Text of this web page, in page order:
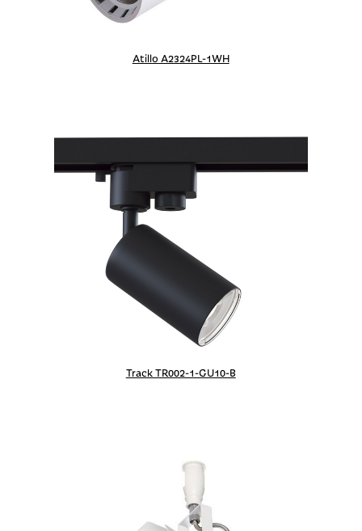
Atillo A2324PL-1WH
Track TR002-1-GU10-B